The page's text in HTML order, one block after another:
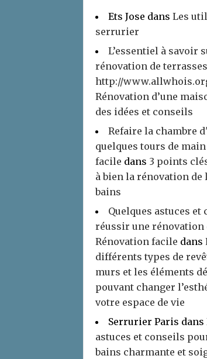
Ets Jose dans Les
serrurier
L’essentiel à savoir
rénovation de terrasses
http://
Rénovation d’une
des idées et conseils
Refaire la chambre
quelques tours de
facile dans 3 points
à bien la rénovation de
bains
Quelques astuces
réussir une rénovation
Rénovation facile dans
différents types de
murs et les éléments
pouvant changer
votre espace de vie
Serrurier Paris dans
astuces et conseils
bains charmante et